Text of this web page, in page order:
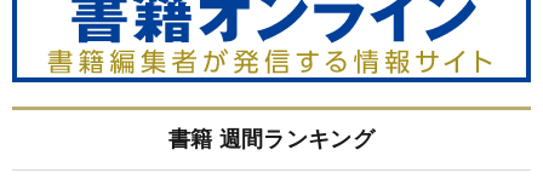
書籍 週間ランキング